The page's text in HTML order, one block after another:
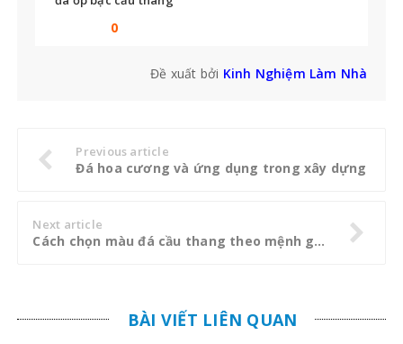
0
Đề xuất bởi Kinh Nghiệm Làm Nhà
Previous article
Đá hoa cương và ứng dụng trong xây dựng
Next article
Cách chọn màu đá cầu thang theo mệnh gia chủ
BÀI VIẾT LIÊN QUAN